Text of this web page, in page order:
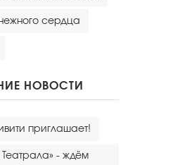
сердца
НОВОСТИ
приглашает!
Театрала» - ждём